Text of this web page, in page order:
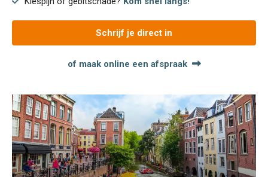
Schrijf je direct in
of maak online een afspraak